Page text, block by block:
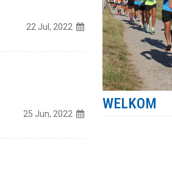
22 Jul, 2022
25 Jun, 2022
WELKOM